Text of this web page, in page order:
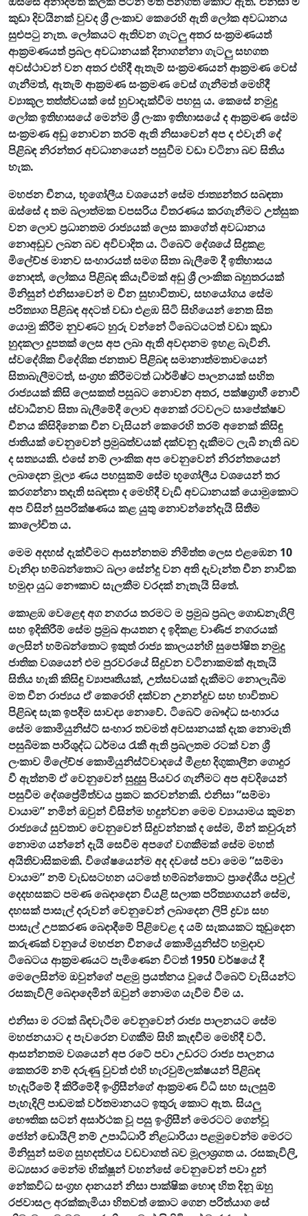
කුඩා දිවයිනක් වුවද ශ්‍රී ලංකාව කෙරෙහි ඇති ලෝක අවධානය
සුළුපටු නැත. ලෝකයට ඇතිවන ගැටලු අතර සංක්‍රමණයත්
ආක්‍රමණයත් ප්‍රබල අවධානයක් දිනාගන්නා ගැටලු සහගත
අවස්ථාවන් වන අතර එහිදී ඇතැම් සංක්‍රමණයන් ආක්‍රමණ වෙස්
ගැනීමත්, ඇතැම් ආක්‍රමණ සංක්‍රමණ වෙස් ගැනීමත් මෙහිදී
ව්‍යාකූල තත්ත්වයක් සේ හුවාදැක්වීම පහසු ය. කෙසේ නමුදු
ලෝක ඉතිහාසයේ මෙන්ම ශ්‍රී ලංකා ඉතිහාසයේ ද ආක්‍රමණ සේම
සංක්‍රමණ අඩු නොවන තරම් ඇති නිසාවෙන් අප ද එවැනි දේ
පිළිබඳ නිරන්තර අවධානයෙන් පසුවීම වඩා වටිනා බව සිතිය
හැක.
මහජන චීනය, භූගෝලීය වශයෙන් සේම ජාත්‍යන්තර සබඳතා
ඔස්සේ ද තම බලාත්මක වපසරිය විතරණය කරගැනීමට උත්සුක
වන ලොව ප්‍රධානතම රාජ්‍යයක් ලෙස කාගේත් අවධානය
නොඅඩුව ලබන බව අවිවාදිත ය. ටිබෙට් දේශයේ සිදුකළ
මිලේච්ඡ මානව සංහාරයත් සමග සිතා බැලීමේ දී ඉතිහාසය
නොදත්, ලෝකය පිළිබඳ කියැවීමක් අඩු ශ්‍රී ලාංකික බහුතරයක්
මිනිසුන් එනිසාවෙන් ම චීන සුභාවිතාව, සහයෝගය සේම
පරිත්‍යාග පිළිබඳ අදටත් වඩා එළඹ සිටි සිහියෙන් නෙත සිත
යොමු කිරීම නුවණට හුරු වන්නේ ටිබෙටයටත් වඩා කුඩා
හුදකලා දූපතක් ලෙස අප ලබා ඇති අවදානම ඉහළ බැවිනි.
ස්වදේශික විදේශික ජනතාව පිළිබඳ සමානාත්මතාවයෙන්
සිතාබැලීමටත්, සංග්‍රහ කිරීමටත් ධාර්මිෂ්ට පාලනයක් සහිත
රාජ්‍යයක් කිසි ලෙසකත් පසුබට නොවන අතර, පක්ෂග්‍රාහී නොවී
ස්වාධීනව සිතා බැලීමේදී ලොව අනෙක් රටවලට සාපේක්ෂව
චීනය කිසිදිනෙක චීන වැසියන් කෙරෙහි තරම් අනෙක් කිසිඳු
ජාතියක් වෙනුවෙන් ප්‍රමුඛත්වයක් දක්වනු දැකීමට ලැබී නැති බව
ද සත්‍යයකි. එසේ නම් ලාංකික අප වෙනුවෙන් නිරන්තයෙන්
ලබාදෙන මූල්‍ය ණය පහසුකම් සේම භූගෝලීය වශයෙන් තර
කරගන්නා තදැති සබඳතා ද මෙහිදී වැඩි අවධානයක් යොමුකොට
අප විසින් සුපරික්ෂණය කළ යුතු නොවන්නේදැයි සිතීම
කාලෝචිත ය.
මෙම අදහස් දැක්වීමට ආසන්නතම නිමිත්ත ලෙස එළඹෙන 10
වැනිදා හම්බන්තොට බලා සේන්දු වන අති දැවැන්ත චීන නාවික
හමුදා යුධ නෞකාව සැලකීම වරදක් නැතැයි සිතේ.
කොළඹ වෙළෙඳ අග නගරය තරමට ම ප්‍රමුඛ ප්‍රබල ගොඩනැගිලි
සහ ඉදිකිරීම් සේම ප්‍රමුඛ ආයතන ද ඉදිකළ වාණිජ නගරයක්
ලෙසින් හම්බන්තොට ඉකුත් රාජ්‍ය කාලයන්හි සුපෝෂිත නමුදු
ජාතික වශයෙන් එම පුරවරයේ සිදුවන වටිනාකමක් ඇතැයි
සිතිය හැකි කිසිඳු ව්‍යාපෘතියක්, උත්සවයක් දැකීමට නොලැබීම
මත චීන රාජ්‍යය ඒ කෙරෙහි දක්වන උනන්දුව සහ භාවිතාව
පිළිබඳ සැක ඉපදීම සාවද්‍ය නොවේ. ටිබෙට් බෞද්ධ සංහාරය
සේම කොමියුනිස්ට් සංහාර තවමත් අවසානයක් දැක නොමැති
පසුබිමක පාරිශුද්ධ ධර්මය රැකී ඇති ප්‍රබලතම රටක් වන ශ්‍රී
ලංකාව මිලේච්ඡ කොමියුනිස්ට්වාදයේ මීළඟ දිගුකාලීන ගොදුර
වී ඇත්නම් ඒ වෙනුවෙන් සුදුසු පියවර ගැනීමට අප අවදියෙන්
පසුවීම දේශප්‍රේමීත්වය ප්‍රකට කරවන්නකි. එනිසා ”සම්මා
වායාම” නමින් ඔවුන් විසින්ම හදුන්වන මෙම ව්‍යායාමය කුමන
රාජ්‍යයේ සුවතාව වෙනුවෙන් සිදුවන්නක් ද සේම, මින් කවුරුන්
නොමග යන්නේ දැයි සෙවීම අපගේ වගකීමක් සේම මහත්
අයිතිවාසිකමකි. විශේෂයෙන්ම අද දවසේ පවා මෙම ”සම්මා
වායාම” නම් වැඩසටහන යටතේ හම්බන්තොට ප්‍රාදේශීය පවුල්
දෙදහසකට පමණ බෙදාදෙන වියළි සලාක පරිත්‍යාගයන් සේම,
දහසක් පාසැල් දරුවන් වෙනුවෙන් ලබාදෙන ලිපි ද්‍රව්‍ය සහ
පාසැල් උපකරණ බෙදාදීමේ පිළිවෙළ ද යම් සැකයකට තුඩුදෙන
කරුණක් වනුයේ මහජන චීනයේ කොමියුනිස්ට් හමුදාව
ටිබෙටය ආක්‍රමණයට පැමිණෙන විටත් 1950 වර්ෂයේ දී
මෙලෙසින්ම ඔවුන්ගේ පළමු ප්‍රයත්නය වූයේ ටිබෙට් වැසියන්ට
රසකැවිලි බෙදාදෙමින් ඔවුන් නොමග යැවීම වීම ය.
එනිසා ම රටක් බිඳවැටීම වෙනුවෙන් රාජ්‍ය පාලනයට සේම
මහජනයාට ද පැවරෙන වගකීම සිහි කැඳවීම මෙහිදී වටී.
ආසන්නතම වශයෙන් අප රටේ පවා උඩරට රාජ්‍ය පාලනය
කෙතරම් නම් දරුණු වුවත් එහි හැරවුම්ලක්ෂයන් පිළිබඳ
හැදැරීමේ දී කිරීමේදී ඉංග්‍රිසීන්ගේ ආක්‍රමණ විධි සහ සැලසුම්
පැහැදිලි පාඩමක් වර්තමානයට ඉතුරු කොට ඇත. සියලු
භෞතික සටන් අසාර්ථක වූ පසු ඉංග්‍රිසීන් මෙරටට ගෙන්වූ
ජෝන් ඩොයිලි නම් උපාධිධාරී නිළධාරියා පළමුවෙන්ම මෙරට
මිනිසුන් සමග සුහදත්වය වඩවාගත් බව මූලාශ්‍රගත ය. රසකැවිලි,
මධ්‍යසාර මෙන්ම භික්ෂූන් වහන්සේ වෙනුවෙන් පවා දුන්
නේකවිධ සංග්‍රහ දානයන් නිසා පාක්ෂික හොඳ හිත දිනූ ඔහු
රජවාසල අරක්කැමියා හිතවත් කොට ගෙන පරිත්යාග සේ